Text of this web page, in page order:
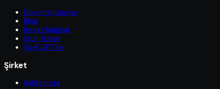
Dokümantasyon
Blog
Beyaz Kağıtlar
Ürün Turları
Özel GPT'ler
Şirket
Hakkımızda